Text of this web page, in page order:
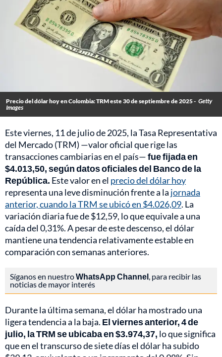
Precio del dólar hoy en Colombia: TRM este 30 de septiembre de 2025 - Getty
Images
Este viernes, 11 de julio de 2025, la Tasa Representativa
del Mercado (TRM) —valor oficial que rige las
transacciones cambiarias en el país—fue fijada en
$4.013,50, según datos oficiales del Banco de la
República. Este valor en el precio del dólar hoy
representa una leve disminución frente a la jornada
anterior, cuando la TRM se ubicó en $4.026,09. La
variación diaria fue de $12,59, lo que equivale a una
caída del 0,31%. A pesar de este descenso, el dólar
mantiene una tendencia relativamente estable en
comparación con semanas anteriores.
Síganos en nuestroWhatsApp Channel, para recibir las
noticias de mayor interés
Durante la última semana, el dólar ha mostrado una
ligera tendencia a la baja. El viernes anterior, 4 de
julio, la TRM se ubicaba en $3.974,37, lo que significa
que en el transcurso de siete días el dólar ha subido